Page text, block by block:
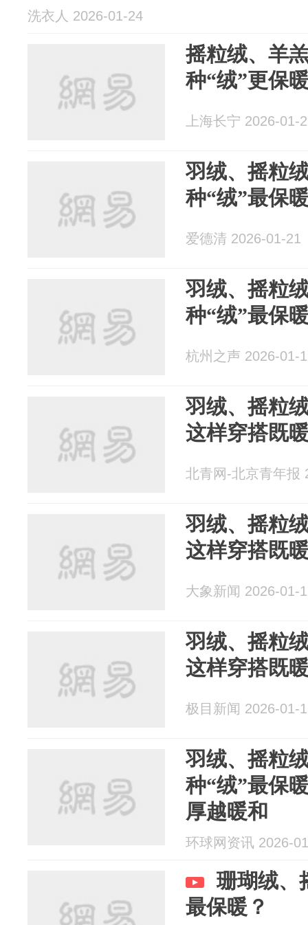
洗衣人 2026-01-24
摇粒绒、羊
种“绒”更保
上海长宁 2026-01-
羽绒、摇粒
种“绒”最保
爱德清 2026-01-21
羽绒、摇粒
种“绒”最保
杭州之声 2026-01-
羽绒、摇粒
这样穿搭既
北青网-北京青年报
羽绒、摇粒
这样穿搭既
大象新闻 2026-01-
羽绒、摇粒
这样穿搭既
极目新闻 2026-01-
羽绒、摇粒
种“绒”最保
厚越暖和
环球网资讯 2026-
珊瑚绒、
最保暖？